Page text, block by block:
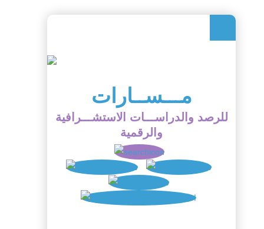
مـــســارات
للرصد والدراســـات الاستشـــرافية
والرقمية